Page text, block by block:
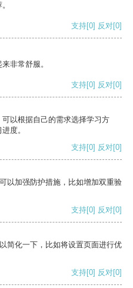
支持[0] 反对[0]
非常舒服。
支持[0] 反对[0]
以根据自己的需求选择学习方
度。
支持[0] 反对[0]
以加强防护措施，比如增加双重验
支持[0] 反对[0]
简化一下，比如将设置页面进行优
支持[0] 反对[0]